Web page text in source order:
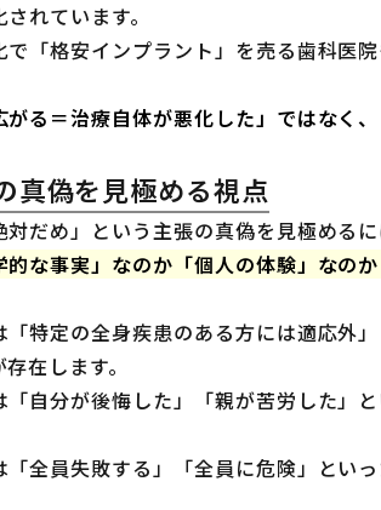
れています。
「格安インプラント」を売る歯科医
がる＝治療自体が悪化した」ではな
真偽を見極める視点
対だめ」という主張の真偽を見極める
的な事実」なのか「個人の体験」なの
「特定の全身疾患のある方には適応外
在します。
自分が後悔した」「親が苦労した」と
全員失敗する」「全員に危険」とい